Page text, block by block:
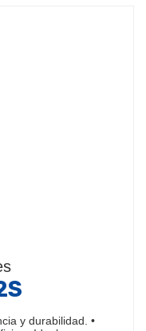
y durabilidad. •